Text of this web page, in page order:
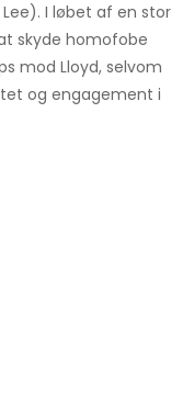
I løbet af en stor
skyde homofobe
mod Lloyd, selvom
og engagement i